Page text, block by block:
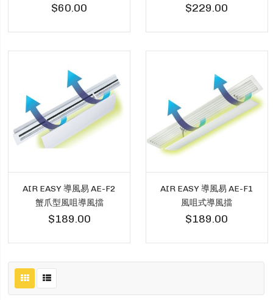
$60.00 $229.00
AIR EASY 導風易 AE-F2
蟹爪型風咀導風擋
$189.00
AIR EASY 導風易 AE-F1
風咀式導風擋
$189.00